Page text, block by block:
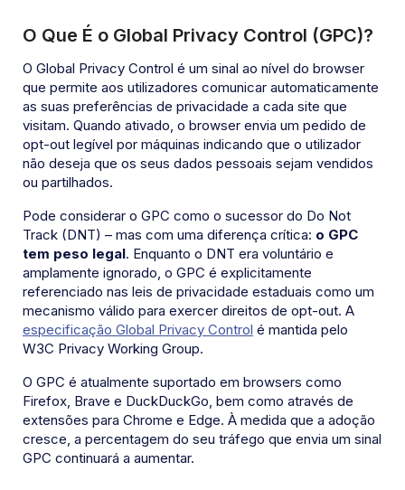
O Que É o Global Privacy Control (GPC)?
O Global Privacy Control é um sinal ao nível do browser
que permite aos utilizadores comunicar automaticamente
as suas preferências de privacidade a cada site que
visitam. Quando ativado, o browser envia um pedido de
opt-out legível por máquinas indicando que o utilizador
não deseja que os seus dados pessoais sejam vendidos
ou partilhados.
Pode considerar o GPC como o sucessor do Do Not
Track (DNT) – mas com uma diferença crítica: o GPC
tem peso legal. Enquanto o DNT era voluntário e
amplamente ignorado, o GPC é explicitamente
referenciado nas leis de privacidade estaduais como um
mecanismo válido para exercer direitos de opt-out. A
especificação Global Privacy Control é mantida pelo
W3C Privacy Working Group.
O GPC é atualmente suportado em browsers como
Firefox, Brave e DuckDuckGo, bem como através de
extensões para Chrome e Edge. À medida que a adoção
cresce, a percentagem do seu tráfego que envia um sinal
GPC continuará a aumentar.